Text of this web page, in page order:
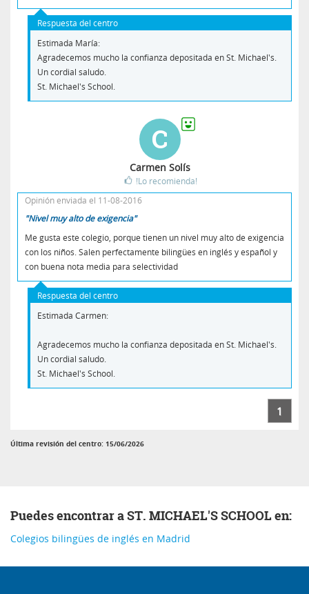
Respuesta del centro
Estimada María:
Agradecemos mucho la confianza depositada en St. Michael's.
Un cordial saludo.
St. Michael's School.
C
Carmen Solís
!Lo recomienda!
Opinión enviada el 11-08-2016
"Nivel muy alto de exigencia"
Me gusta este colegio, porque tienen un nivel muy alto de exigencia
con los niños. Salen perfectamente bilingües en inglés y español y
con buena nota media para selectividad
Respuesta del centro
Estimada Carmen:
Agradecemos mucho la confianza depositada en St. Michael's.
Un cordial saludo.
St. Michael's School.
1
Última revisión del centro: 15/06/2026
Puedes encontrar a ST. MICHAEL'S SCHOOL en:
Colegios bilingües de inglés en Madrid